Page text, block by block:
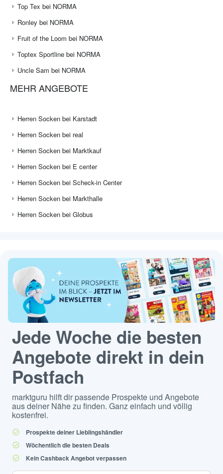
Top Tex bei NORMA
Ronley bei NORMA
Fruit of the Loom bei NORMA
Toptex Sportline bei NORMA
Uncle Sam bei NORMA
MEHR ANGEBOTE
Herren Socken bei Karstadt
Herren Socken bei real
Herren Socken bei Marktkauf
Herren Socken bei E center
Herren Socken bei Scheck-in Center
Herren Socken bei Markthalle
Herren Socken bei Globus
Jede Woche die besten
Angebote direkt in dein
Postfach
marktguru hilft dir passende Prospekte und Angebote
aus deiner Nähe zu finden. Ganz einfach und völlig
kostenfrei.
Prospekte deiner Lieblingshändler
Wöchentlich die besten Deals
Kein Cashback Angebot verpassen